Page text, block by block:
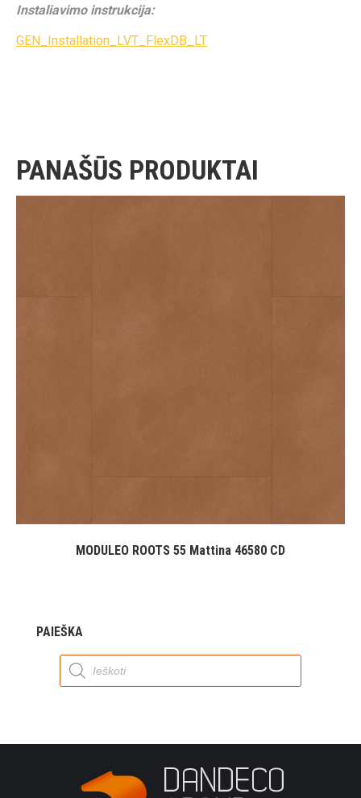
Instaliavimo instrukcija:
GEN_Installation_LVT_FlexDB_LT
PANAŠŪS PRODUKTAI
MODULEO ROOTS 55 Mattina 46580 CD
PAIEŠKA
Products
search